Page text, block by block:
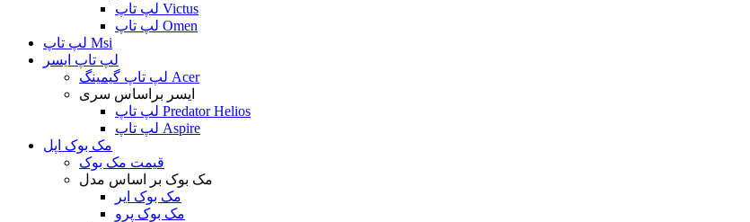
لپ تاپ Victus
لپ تاپ Omen
لپ تاپ Msi
لپ تاپ ایسر
لپ تاپ گیمینگ Acer
ایسر براساس سری
لپ تاپ Predator Helios
لپ تاپ Aspire
مک بوک اپل
قیمت مک بوک
مک بوک بر اساس مدل
مک بوک ایر
مک بوک پرو